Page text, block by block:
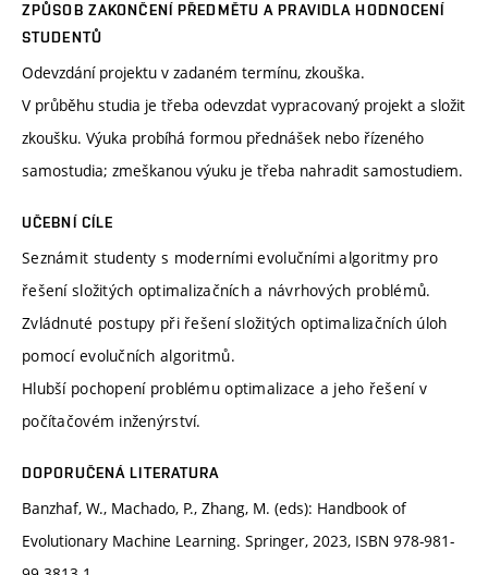
ZPŮSOB ZAKONČENÍ PŘEDMĚTU A PRAVIDLA HODNOCENÍ
STUDENTŮ
Odevzdání projektu v zadaném termínu, zkouška.
V průběhu studia je třeba odevzdat vypracovaný projekt a složit
zkoušku. Výuka probíhá formou přednášek nebo řízeného
samostudia; zmeškanou výuku je třeba nahradit samostudiem.
UČEBNÍ CÍLE
Seznámit studenty s moderními evolučními algoritmy pro
řešení složitých optimalizačních a návrhových problémů.
Zvládnuté postupy při řešení složitých optimalizačních úloh
pomocí evolučních algoritmů.
Hlubší pochopení problému optimalizace a jeho řešení v
počítačovém inženýrství.
DOPORUČENÁ LITERATURA
Banzhaf, W., Machado, P., Zhang, M. (eds): Handbook of
Evolutionary Machine Learning. Springer, 2023, ISBN 978-981-